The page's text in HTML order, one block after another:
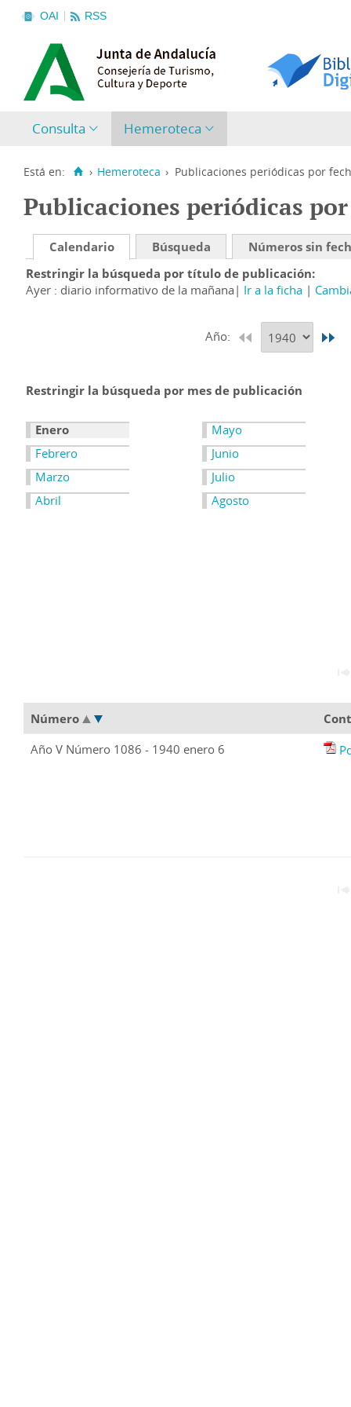
OAI RSS
Consulta Hemeroteca
Está en: › Hemeroteca › Publicaciones periódicas por
Publicaciones periódicas
Calendario Búsqueda
Números sin
Restringir la búsqueda por título de publicación
Ayer : diario informativo de la mañana
Ir a la ficha
Año:
Restringir la búsqueda por mes de publicación
Enero
Febrero
Marzo
Abril
Mayo
Junio
Julio
Agosto
Número
Año V Número 1086 - 1940 enero 6